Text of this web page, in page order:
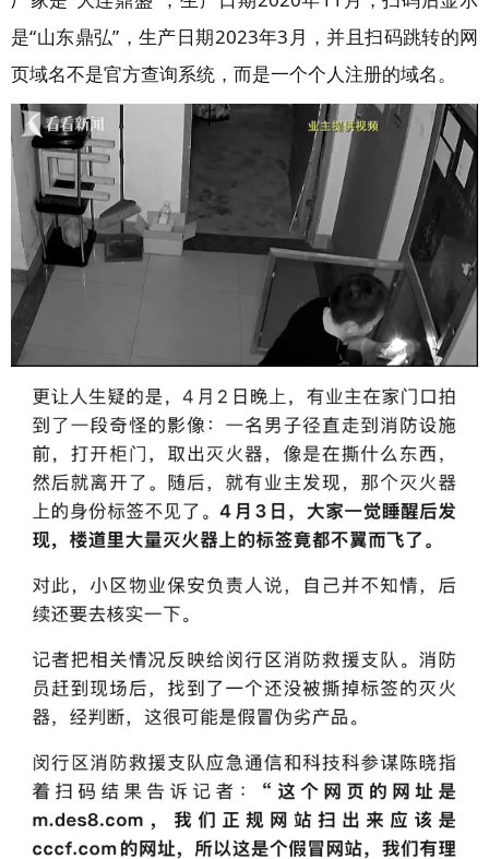
是“山东鼎弘”，生产日期2023年3月，并且扫码跳转的网
页域名不是官方查询系统，而是一个个人注册的域名。